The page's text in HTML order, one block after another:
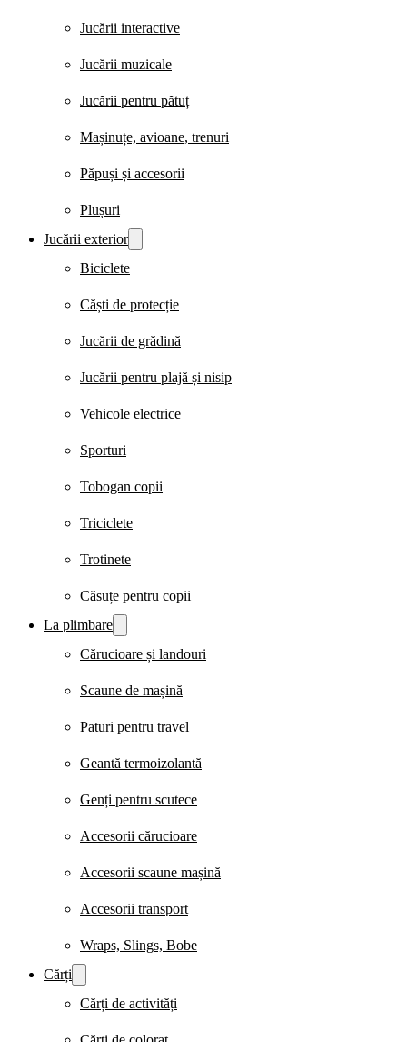
Jucării interactive
Jucării muzicale
Jucării pentru pătuț
Mașinuțe, avioane, trenuri
Păpuși și accesorii
Plușuri
Jucării exterior
Biciclete
Căști de protecție
Jucării de grădină
Jucării pentru plajă și nisip
Vehicole electrice
Sporturi
Tobogan copii
Triciclete
Trotinete
Căsuțe pentru copii
La plimbare
Cărucioare și landouri
Scaune de mașină
Paturi pentru travel
Geantă termoizolantă
Genți pentru scutece
Accesorii cărucioare
Accesorii scaune mașină
Accesorii transport
Wraps, Slings, Bobe
Cărți
Cărți de activități